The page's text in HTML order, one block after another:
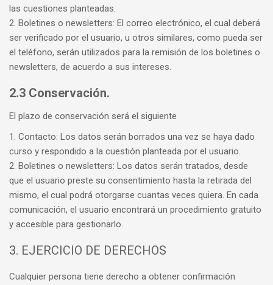
las cuestiones planteadas.
2. Boletines o newsletters: El correo electrónico, el cual deberá
ser verificado por el usuario, u otros similares, como pueda ser
el teléfono, serán utilizados para la remisión de los boletines o
newsletters, de acuerdo a sus intereses.
2.3 Conservación.
El plazo de conservación será el siguiente
1. Contacto: Los datos serán borrados una vez se haya dado
curso y respondido a la cuestión planteada por el usuario.
2. Boletines o newsletters: Los datos serán tratados, desde
que el usuario preste su consentimiento hasta la retirada del
mismo, el cual podrá otorgarse cuantas veces quiera. En cada
comunicación, el usuario encontrará un procedimiento gratuito
y accesible para gestionarlo.
3. EJERCICIO DE DERECHOS
Cualquier persona tiene derecho a obtener confirmación